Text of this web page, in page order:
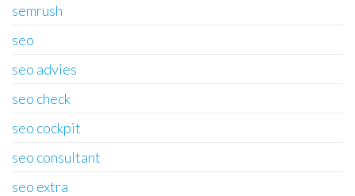
semrush
seo
seo advies
seo check
seo cockpit
seo consultant
seo extra